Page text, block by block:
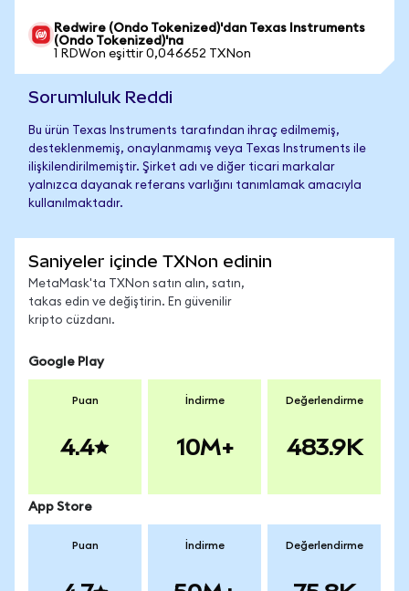
Redwire (Ondo Tokenized)'dan Texas Instruments
(Ondo Tokenized)'na
1 RDWon eşittir 0,046652 TXNon
Sorumluluk Reddi
Bu ürün Texas Instruments tarafından ihraç edilmemiş,
desteklenmemiş, onaylanmamış veya Texas Instruments ile
ilişkilendirilmemiştir. Şirket adı ve diğer ticari markalar
yalnızca dayanak referans varlığını tanımlamak amacıyla
kullanılmaktadır.
Saniyeler içinde TXNon edinin
MetaMask'ta TXNon satın alın, satın,
takas edin ve değiştirin. En güvenilir
kripto cüzdanı.
Google Play
Puan
4.4
İndirme
10M+
Değerlendirme
483.9K
App Store
Puan İndirme Değerlendirme